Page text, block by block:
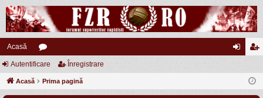
Acasă
or
u eg
Autentificare Înregistrare
Acasă Prima pagină